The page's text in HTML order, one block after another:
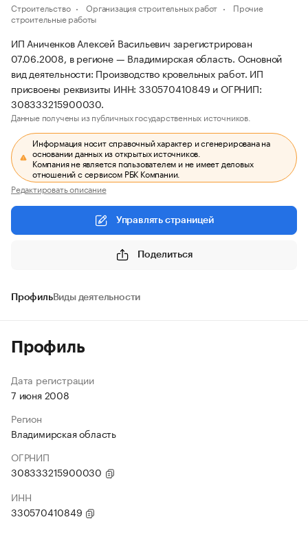
Строительство Организация строительных работ
Прочие
строительные работы
ИП Аниченков Алексей Васильевич зарегистрирован
07.06.2008, в регионе — Владимирская область. Основной
вид деятельности: Производство кровельных работ. ИП
присвоены реквизиты ИНН: 330570410849 и ОГРНИП:
308333215900030.
Данные получены из публичных государственных источников.
Информация носит справочный характер и сгенерирована на
основании данных из открытых источников.
Компания не является пользователем и не имеет деловых
отношений с сервисом РБК Компании.
Редактировать описание
Управлять страницей
Поделиться
ПрофильВиды деятельности
Профиль
Дата регистрации
7 июня 2008
Регион
Владимирская область
ОГРНИП
308333215900030
ИНН
330570410849